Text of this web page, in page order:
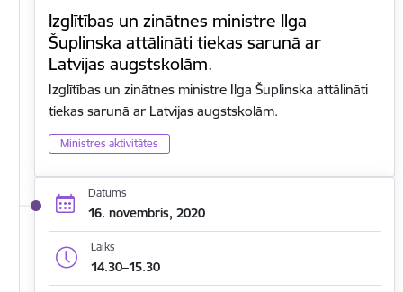
Izglītības un zinātnes ministre Ilga
Šuplinska attālināti tiekas sarunā ar
Latvijas augstskolām.
Izglītības un zinātnes ministre Ilga Šuplinska attālināti
tiekas sarunā ar Latvijas augstskolām.
Ministres aktivitātes
Datums
16. novembris, 2020
Laiks
14.30–15.30